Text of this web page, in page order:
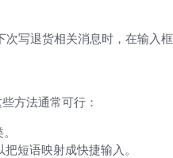
写退货相关消息时，在输入
方法通常可行：
短语映射成快捷输入。